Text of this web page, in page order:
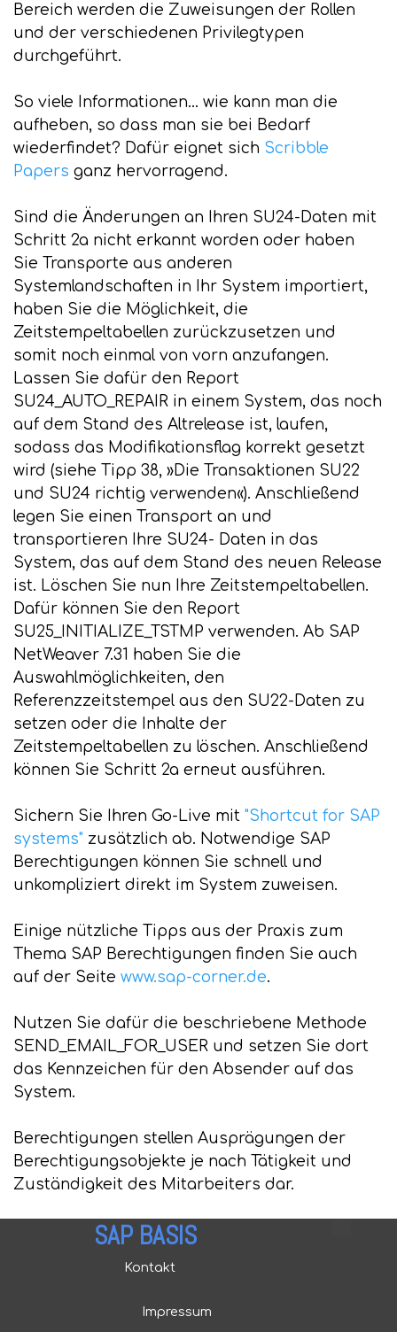
Bereich werden die Zuweisungen der Rollen
und der verschiedenen Privilegtypen
durchgeführt.
So viele Informationen... wie kann man die
aufheben, so dass man sie bei Bedarf
wiederfindet? Dafür eignet sich Scribble
Papers ganz hervorragend.
Sind die Änderungen an Ihren SU24-Daten mit
Schritt 2a nicht erkannt worden oder haben
Sie Transporte aus anderen
Systemlandschaften in Ihr System importiert,
haben Sie die Möglichkeit, die
Zeitstempeltabellen zurückzusetzen und
somit noch einmal von vorn anzufangen.
Lassen Sie dafür den Report
SU24_AUTO_REPAIR in einem System, das noch
auf dem Stand des Altrelease ist, laufen,
sodass das Modifikationsflag korrekt gesetzt
wird (siehe Tipp 38, »Die Transaktionen SU22
und SU24 richtig verwenden«). Anschließend
legen Sie einen Transport an und
transportieren Ihre SU24- Daten in das
System, das auf dem Stand des neuen Release
ist. Löschen Sie nun Ihre Zeitstempeltabellen.
Dafür können Sie den Report
SU25_INITIALIZE_TSTMP verwenden. Ab SAP
NetWeaver 7.31 haben Sie die
Auswahlmöglichkeiten, den
Referenzzeitstempel aus den SU22-Daten zu
setzen oder die Inhalte der
Zeitstempeltabellen zu löschen. Anschließend
können Sie Schritt 2a erneut ausführen.
Sichern Sie Ihren Go-Live mit "Shortcut for SAP
systems" zusätzlich ab. Notwendige SAP
Berechtigungen können Sie schnell und
unkompliziert direkt im System zuweisen.
Einige nützliche Tipps aus der Praxis zum
Thema SAP Berechtigungen finden Sie auch
auf der Seite www.sap-corner.de.
Nutzen Sie dafür die beschriebene Methode
SEND_EMAIL_FOR_USER und setzen Sie dort
das Kennzeichen für den Absender auf das
System.
Berechtigungen stellen Ausprägungen der
Berechtigungsobjekte je nach Tätigkeit und
Zuständigkeit des Mitarbeiters dar.
Kontakt
Impressum
SAP BASIS